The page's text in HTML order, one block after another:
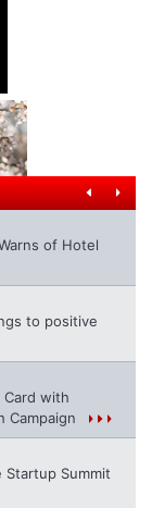
of Hotel
to positive
Card with
Campaign
Startup Summit